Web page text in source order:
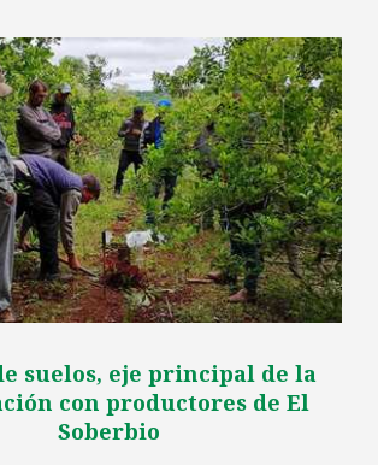
suelos, eje principal de la
con productores de El
Soberbio